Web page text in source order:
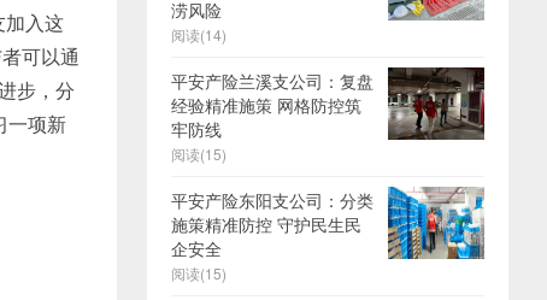
加入这
可以通
步，分
一项新
涝风险
阅读(14)
平安产险兰溪支公司：复盘
经验精准施策 网格防控筑
牢防线
阅读(15)
平安产险东阳支公司：分类
施策精准防控 守护民生民
企安全
阅读(15)